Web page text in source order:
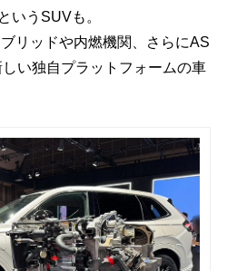
いうSUVも。
リッドや内燃機関、さらにAS
しい独自プラットフォームの車